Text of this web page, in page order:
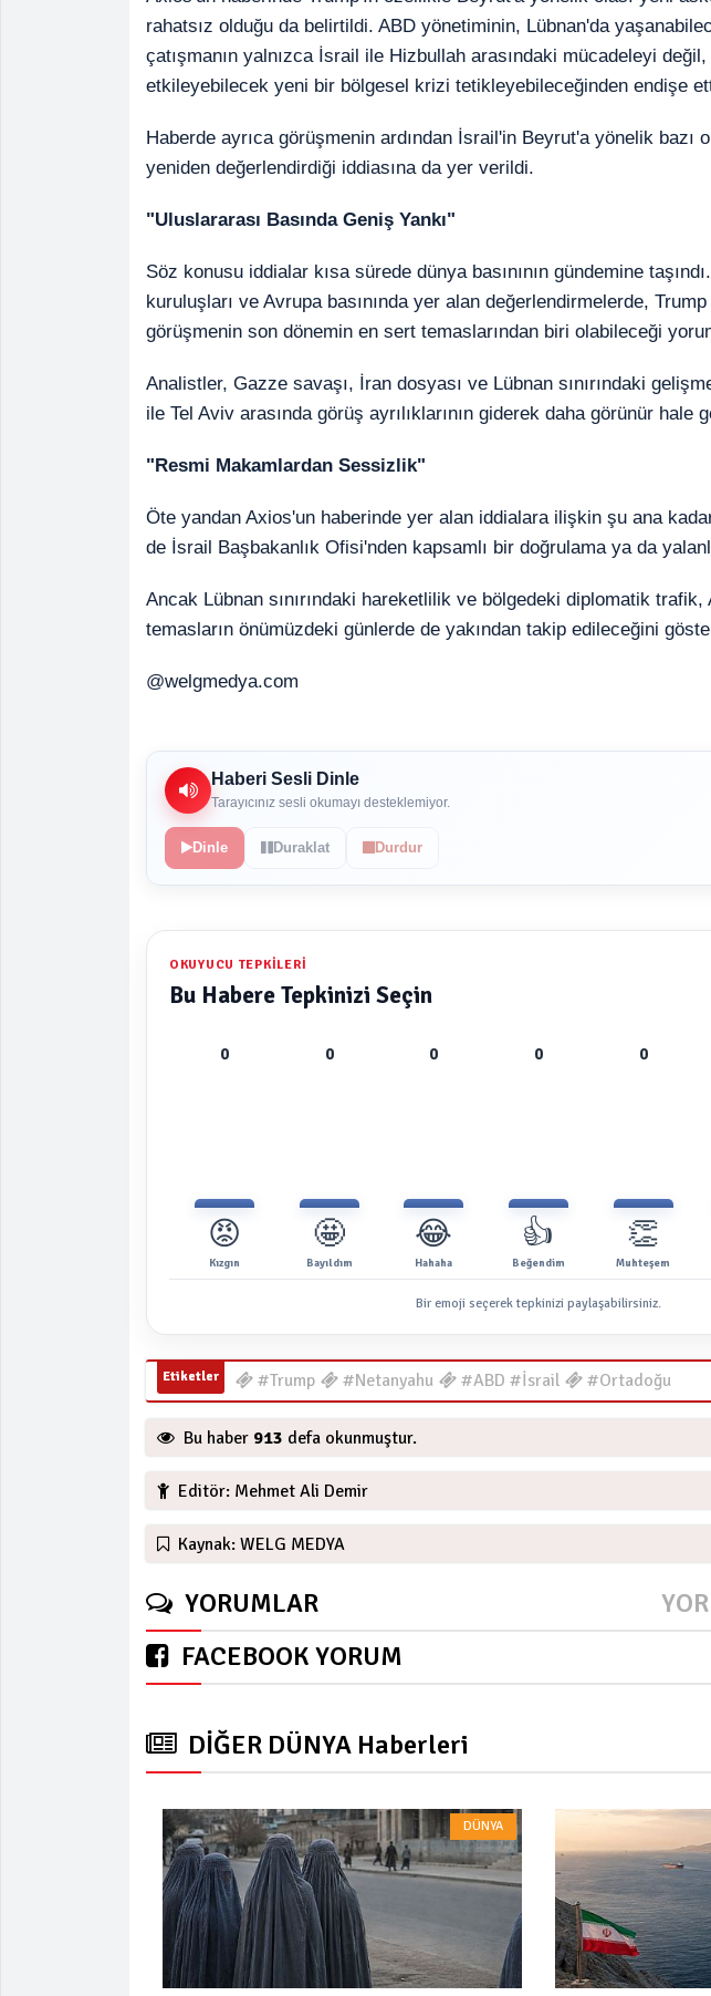
rahatsız olduğu da belirtildi. ABD yönetiminin, Lübnan'da
çatışmanın yalnızca İsrail ile Hizbullah arasındaki mücadeleyi
etkileyebilecek yeni bir bölgesel krizi tetikleyebileceğinden endişe
Haberde ayrıca görüşmenin ardından İsrail'in Beyrut'a yönelik bazı
yeniden değerlendirdiği iddiasına da yer verildi.
"Uluslararası Basında Geniş Yankı"
Söz konusu iddialar kısa sürede dünya basınının gündemine
kuruluşları ve Avrupa basınında yer alan değerlendirmelerde,
görüşmenin son dönemin en sert temaslarından biri olabileceği
Analistler, Gazze savaşı, İran dosyası ve Lübnan sınırındaki
ile Tel Aviv arasında görüş ayrılıklarının giderek daha görünür hale
"Resmi Makamlardan Sessizlik"
Öte yandan Axios'un haberinde yer alan iddialara ilişkin şu ana
de İsrail Başbakanlık Ofisi'nden kapsamlı bir doğrulama ya da
Ancak Lübnan sınırındaki hareketlilik ve bölgedeki diplomatik
temasların önümüzdeki günlerde de yakından takip edileceğini
@welgmedya.com
Haberi Sesli Dinle
Tarayıcınız sesli okumayı desteklemiyor.
Dinle Duraklat Durdur
OKUYUCU TEPKILERI
Bu Habere Tepkinizi Seçin
0
😡
Kızgın
0
🤩
Bayıldım
0
😂
Hahaha
0
👍
Beğendim
0
👏
Muhteşem
Bir emoji seçerek tepkinizi paylaşabilirsiniz.
Etiketler #Trump #Netanyahu #ABD #İsrail #Ortadoğu
Bu haber 913 defa okunmuştur.
Editör: Mehmet Ali Demir
Kaynak: WELG MEDYA
YORUMLAR
FACEBOOK YORUM
DİĞER DÜNYA Haberleri
DÜNYA